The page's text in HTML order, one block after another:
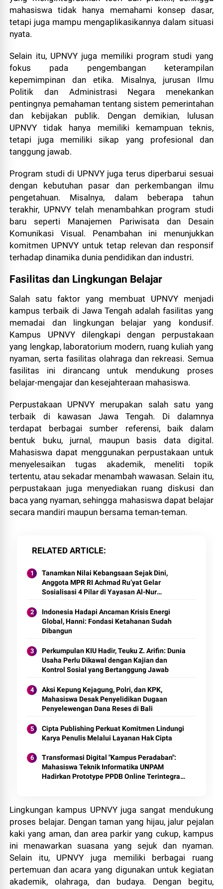
mahasiswa tidak hanya memahami konsep dasar,
tetapi juga mampu mengaplikasikannya dalam situasi
nyata.
Selain itu, UPNVY juga memiliki program studi yang
fokus pada pengembangan keterampilan
kepemimpinan dan etika. Misalnya, jurusan Ilmu
Politik dan Administrasi Negara menekankan
pentingnya pemahaman tentang sistem pemerintahan
dan kebijakan publik. Dengan demikian, lulusan
UPNVY tidak hanya memiliki kemampuan teknis,
tetapi juga memiliki sikap yang profesional dan
tanggung jawab.
Program studi di UPNVY juga terus diperbarui sesuai
dengan kebutuhan pasar dan perkembangan ilmu
pengetahuan. Misalnya, dalam beberapa tahun
terakhir, UPNVY telah menambahkan program studi
baru seperti Manajemen Pariwisata dan Desain
Komunikasi Visual. Penambahan ini menunjukkan
komitmen UPNVY untuk tetap relevan dan responsif
terhadap dinamika dunia pendidikan dan industri.
Fasilitas dan Lingkungan Belajar
Salah satu faktor yang membuat UPNVY menjadi
kampus terbaik di Jawa Tengah adalah fasilitas yang
memadai dan lingkungan belajar yang kondusif.
Kampus UPNVY dilengkapi dengan perpustakaan
yang lengkap, laboratorium modern, ruang kuliah yang
nyaman, serta fasilitas olahraga dan rekreasi. Semua
fasilitas ini dirancang untuk mendukung proses
belajar-mengajar dan kesejahteraan mahasiswa.
Perpustakaan UPNVY merupakan salah satu yang
terbaik di kawasan Jawa Tengah. Di dalamnya
terdapat berbagai sumber referensi, baik dalam
bentuk buku, jurnal, maupun basis data digital.
Mahasiswa dapat menggunakan perpustakaan untuk
menyelesaikan tugas akademik, meneliti topik
tertentu, atau sekadar menambah wawasan. Selain itu,
perpustakaan juga menyediakan ruang diskusi dan
baca yang nyaman, sehingga mahasiswa dapat belajar
secara mandiri maupun bersama teman-teman.
RELATED ARTICLE
Tanamkan Nilai Kebangsaan Sejak Dini,
Anggota MPR RI Achmad Ru’yat Gelar
Sosialisasi 4 Pilar di Yayasan Al-Nur
Indonesia Hadapi Ancaman Krisis Energi
Global, Hanni: Fondasi Ketahanan Sudah
Dibangun
Perkumpulan KIU Hadir, Teuku Z. Arifin: Dunia
Usaha Perlu Dikawal dengan Kajian dan
Kontrol Sosial yang Bertanggung Jawab
Aksi Kepung Kejagung, Polri, dan KPK,
Mahasiswa Desak Penyelidikan Dugaan
Penyelewengan Dana Reses di Bali
Cipta Publishing Perkuat Komitmen Lindungi
Karya Penulis Melalui Layanan Hak Cipta
Transformasi Digital "Kampus Peradaban":
Mahasiswa Teknik Informatika UNPAM
Hadirkan Prototype PPDB Online Terintegrasi
Lingkungan kampus UPNVY juga sangat mendukung
proses belajar. Dengan taman yang hijau, jalur pejalan
kaki yang aman, dan area parkir yang cukup, kampus
ini menawarkan suasana yang sejuk dan nyaman.
Selain itu, UPNVY juga memiliki berbagai ruang
pertemuan dan acara yang digunakan untuk kegiatan
akademik, olahraga, dan budaya. Dengan begitu,